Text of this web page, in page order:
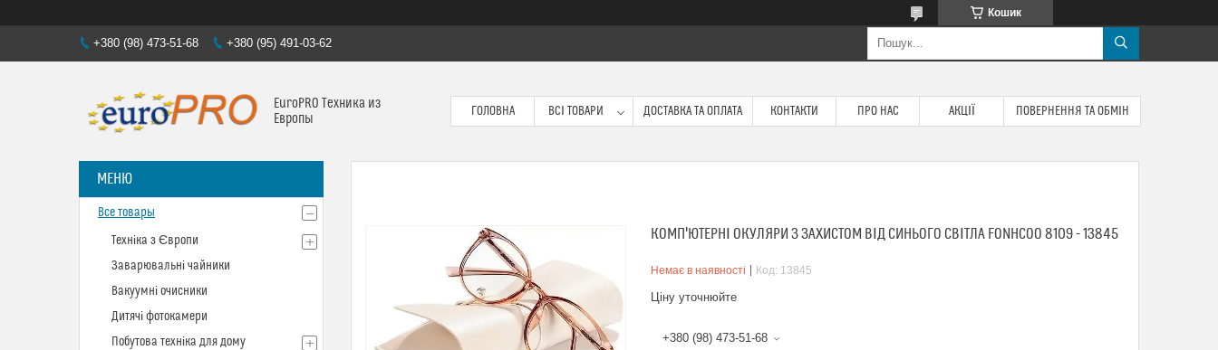
Кошик
+380 (98) 473-51-68 +380 (95) 491-03-62
EuroPRO Техника из
Европы
ГОЛОВНА ВСІ ТОВАРИ ДОСТАВКА ТА ОПЛАТА КОНТАКТИ ПРО НАС АКЦІЇ ПОВЕРНЕННЯ ТА ОБМІН
КОМП'ЮТЕРНІ ОКУЛЯРИ З ЗАХИСТОМ ВІД СИНЬОГО СВІТЛА FONHCOO 8109 - 13845
Немає в наявності Код: 13845
Ціну уточнюйте
+380 (98) 473-51-68
Все товары
Техніка з Європи
Заварювальні чайники
Вакуумні очисники
Дитячі фотокамери
Побутова техніка для дому